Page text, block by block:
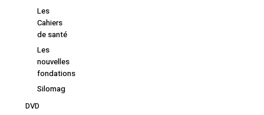
Les
Cahiers
de santé
Les
nouvelles
fondations
Silomag
DVD